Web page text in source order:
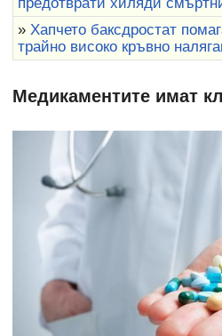
» Хапчето баксдростат
трайно високо кръвно
Медикаментите имат